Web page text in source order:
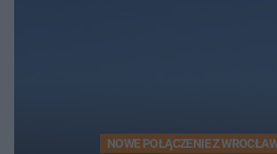
NOWE POŁĄCZENIE Z